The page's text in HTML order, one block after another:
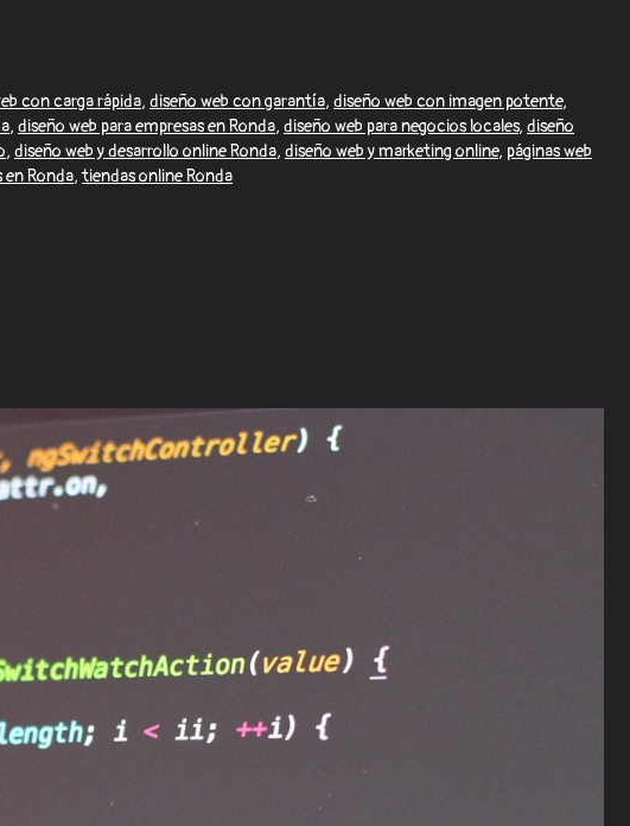
con carga rápida,diseño web con garantía,diseño web con imagen potente,
, diseño web para empresas en Ronda, diseño web para negocios locales, diseño
, diseño web y desarrollo online Ronda, diseño web y marketing online, páginas web
en Ronda,tiendas online Ronda